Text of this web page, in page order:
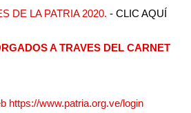
do
DE LA PATRIA 2020. - CLIC AQUÍ
A TRAVES DEL CARNET
https://www.patria.org.ve/login